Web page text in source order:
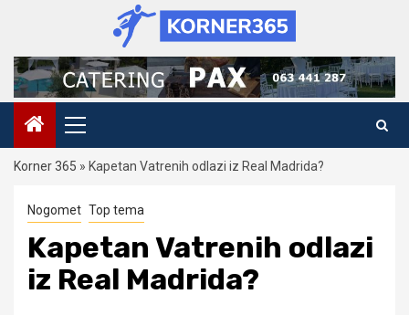
content
Primary
Menu
Korner 365 » Kapetan Vatrenih odlazi iz Real Madrida?
Nogomet Top tema
Kapetan Vatrenih odlazi
iz Real Madrida?